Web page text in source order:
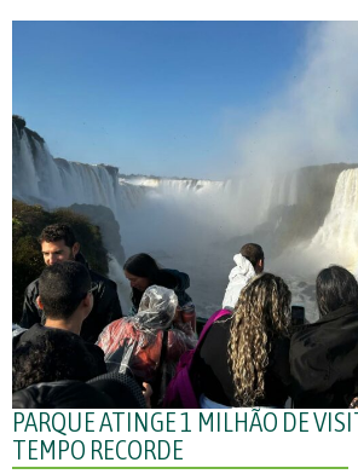
PARQUE ATINGE 1 MILHÃO DE
TEMPO RECORDE